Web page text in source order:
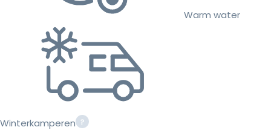
Warm water
Winterkamperen